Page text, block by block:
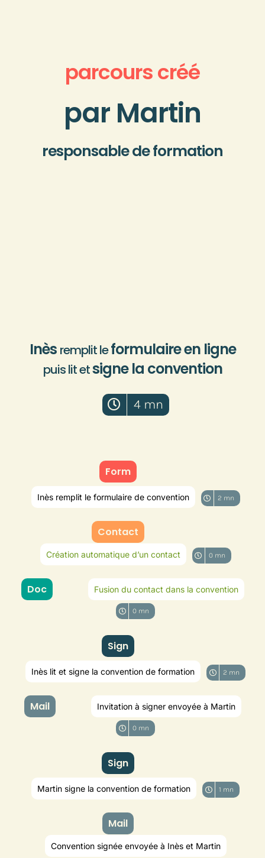
parcours créé
par Martin
responsable de formation
Inès remplit leformulaire en ligne
puis lit etsigne la convention
4 mn
Form
Inès remplit le formulaire de convention 2 mn
Contact
Création automatique d’un contact 0 mn
Doc Fusion du contact dans la convention
0 mn
Sign
Inès lit et signe la convention de formation 2 mn
Mail Invitation à signer envoyée à Martin
0 mn
Sign
Martin signe la convention de formation 1 mn
Mail
Convention signée envoyée à Inès et Martin